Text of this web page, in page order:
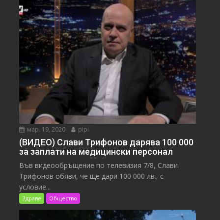
мар. 19, 2020 pipi
(ВИДЕО) Слави Трифонов дарява 100 000
за заплати на медицински персонал
Във видеообръщение по телевизия 7/8, Слави
Трифонов обяви, че ще дари 100 000 лв., с
условие...
Здраве Общество